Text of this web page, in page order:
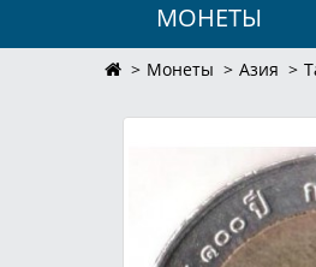
МОНЕТЫ
Монеты Азия